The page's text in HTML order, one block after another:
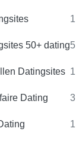
1
50+ dating5
Datingsites 1
Dating 3
1